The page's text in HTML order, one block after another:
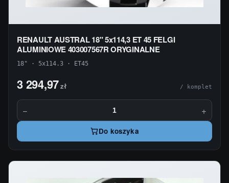
RENAULT AUSTRAL 18" 5x114,3 ET 45 FELGI
ALUMINIOWE 403007567R ORYGINALNE
18" · 5x114.3 · ET45
3 294,97zł / komplet
− +
Do koszyka